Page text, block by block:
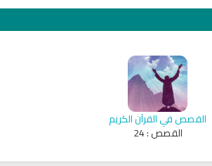
القصص في القرآن الكريم
القصص :24